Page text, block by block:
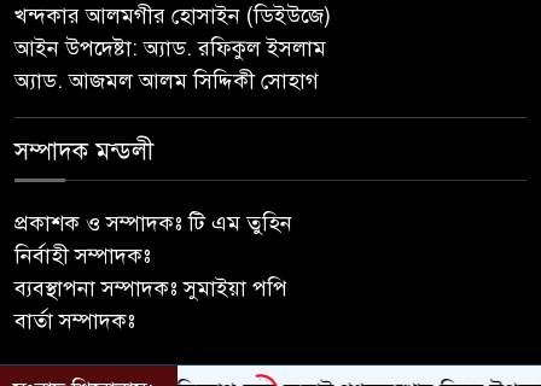
বাবুগঞ্জে পরিস্কার পরিচ্ছন্নতা ও
বৃক্ষরোপণ অভিযান শুরু করেছে
সুজন
মৎস্য ও পরিবেশে নতুন সম্ভাবনা;
রক্ষণাবেক্ষণে গুরুত্ব দিচ্ছে উপজেলা
প্রশাসন
ইউএনও
খন্দকার আলমগীর হোসাইন (ডিইউজে)
আইন উপদেষ্টা: অ্যাড. রফিকুল ইসলাম
অ্যাড. আজমল আলম সিদ্দিকী সোহাগ
সম্পাদক মন্ডলী
প্রকাশক ও সম্পাদকঃ টি এম তুহিন
নির্বাহী সম্পাদকঃ
ব্যবস্থাপনা সম্পাদকঃ সুমাইয়া পপি
বার্তা সম্পাদকঃ